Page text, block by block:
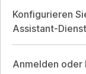
Konfigurieren
Assistant-
Anmelden oder